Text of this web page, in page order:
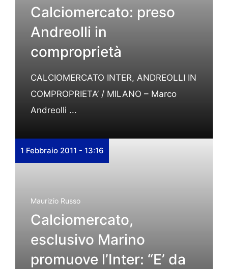
Calciomercato: preso
Andreolli in
comproprietà
CALCIOMERCATO INTER, ANDREOLLI IN
COMPROPRIETA’ / MILANO – Marco
Andreolli ...
1 Febbraio 2011 - 13:16
Maurizio Russo
Calciomercato,
esclusivo Marino
promuove l’Inter: “E’ da